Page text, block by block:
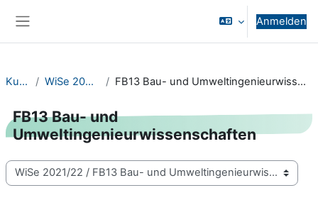
Anmelden
Kurse WiSe 2021/22 FB13 Bau- und Umweltingenieurwissenschaften
FB13 Bau- und
Umweltingenieurwissenschaften
Kursbereiche